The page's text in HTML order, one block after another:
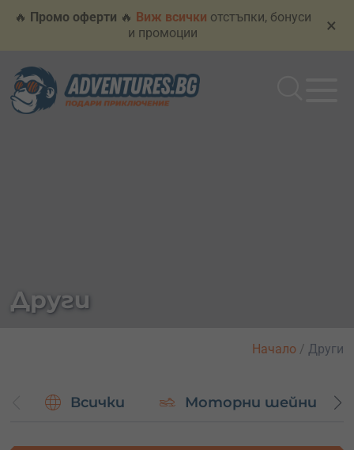
🔥 Промо оферти 🔥 Виж всички отстъпки, бонуси
и промоции
×
Други
Начало / Други
Всички Моторни шейни